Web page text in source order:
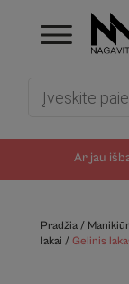
Ar jau
Pradžia/
lakai / Gelinis